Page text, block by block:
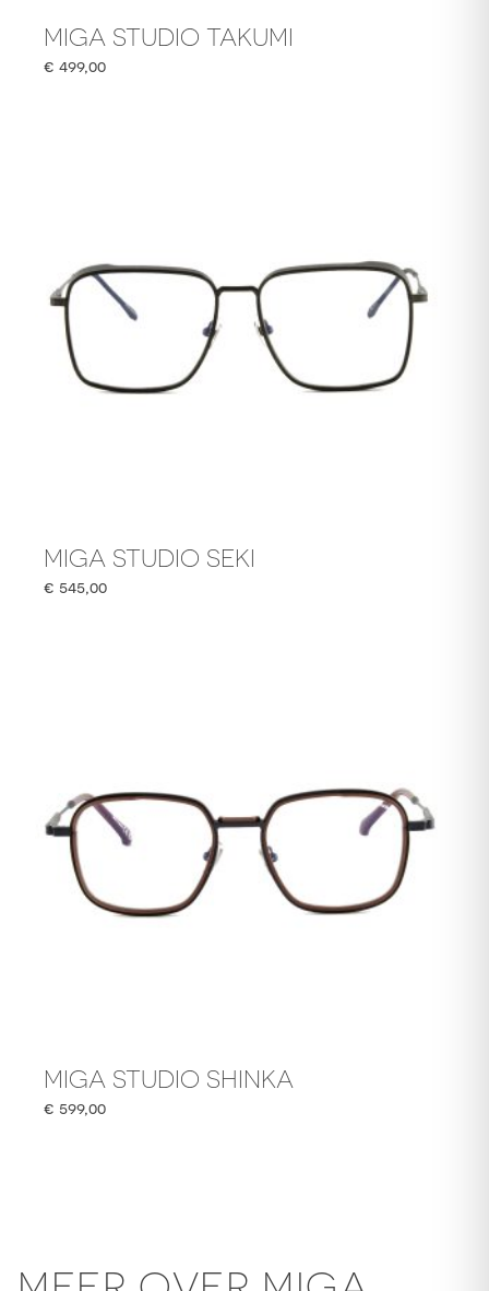
MIGA STUDIO TAKUMI
€ 499,00
MIGA STUDIO SEKI
€ 545,00
MIGA STUDIO SHINKA
€ 599,00